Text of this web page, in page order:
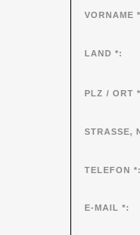
VORNAME *
LAND *
PLZ / ORT *
STRASSE,
TELEFON *
E-MAIL *